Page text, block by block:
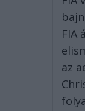
FIA
az